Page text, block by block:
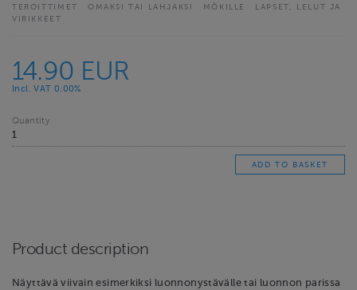
TEROITTIMET
OMAKSI TAI LAHJAKSI MÖKILLE
LAPSET, LELUT JA
VIRIKKEET
14.90 EUR
Incl. VAT 0.00%
Quantity
Product description
Näyttävä viivain esimerkiksi luonnonystävälle tai luonnon parissa